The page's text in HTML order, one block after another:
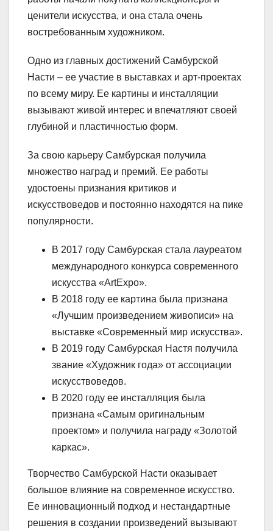
ценители искусства, и она стала очень
востребованным художником.
Одно из главных достижений Самбурской
Насти – ее участие в выставках и арт-проектах
по всему миру. Ее картины и инсталляции
вызывают живой интерес и впечатляют своей
глубиной и пластичностью форм.
За свою карьеру Самбурская получила
множество наград и премий. Ее работы
удостоены признания критиков и
искусствоведов и постоянно находятся на пике
популярности.
В 2017 году Самбурская стала лауреатом
международного конкурса современного
искусства «ArtExpo».
В 2018 году ее картина была признана
«Лучшим произведением живописи» на
выставке «Современный мир искусства».
В 2019 году Самбурская Настя получила
звание «Художник года» от ассоциации
искусствоведов.
В 2020 году ее инсталляция была
признана «Самым оригинальным
проектом» и получила награду «Золотой
каркас».
Творчество Самбурской Насти оказывает
большое влияние на современное искусство.
Ее инновационный подход и нестандартные
решения в создании произведений вызывают